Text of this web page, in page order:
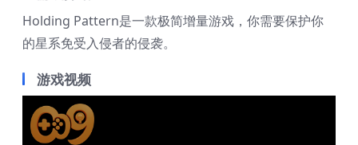
Holding Pattern是一款极简增量游戏，你需要保护你
的星系免受入侵者的侵袭。
游戏视频